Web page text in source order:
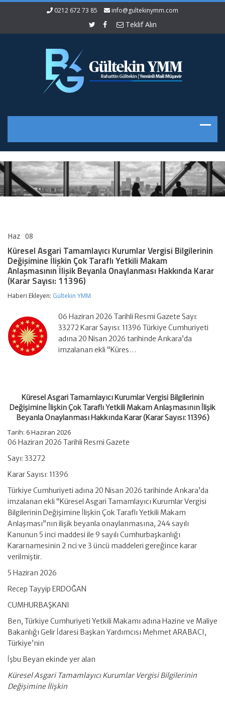
0212 672 73 85 info@gultekinymm.com
Teklif Alın
Haz 08
Tamamlayıcı
Kurumlar
Vergisi
Bilgilerinin
Değişimine
İlişkin
Taraflı
Yetkili
Makam
Anlaşmasının
İlişik
Sayısı:
11396)
için
Küresel Asgari Tamamlayıcı Kurumlar Vergisi Bilgilerinin
Değişimine İlişkin Çok Taraflı Yetkili Makam
Anlaşmasının İlişik Beyanla Onaylanması Hakkında Karar
(Karar Sayısı: 11396)
Haberi Ekleyen: Gültekin YMM
06 Haziran 2026 Tarihli Resmi Gazete Sayı:
33272 Karar Sayısı: 11396 Türkiye Cumhuriyeti
adına 20 Nisan 2026 tarihinde Ankara’da
imzalanan ekli “Küres…
Küresel Asgari Tamamlayıcı Kurumlar Vergisi Bilgilerinin
Değişimine İlişkin Çok Taraflı Yetkili Makam Anlaşmasının İlişik
Beyanla Onaylanması Hakkında Karar (Karar Sayısı: 11396)
Tarih: 6 Haziran 2026
06 Haziran 2026 Tarihli Resmi Gazete
Sayı: 33272
Karar Sayısı: 11396
Türkiye Cumhuriyeti adına 20 Nisan 2026 tarihinde Ankara’da
imzalanan ekli “Küresel Asgari Tamamlayıcı Kurumlar Vergisi
Bilgilerinin Değişimine İlişkin Çok Taraflı Yetkili Makam
Anlaşması”nın ilişik beyanla onaylanmasına, 244 sayılı
Kanunun 5 inci maddesi ile 9 sayılı Cumhurbaşkanlığı
Kararnamesinin 2 nci ve 3 üncü maddeleri gereğince karar
verilmiştir.
5 Haziran 2026
Recep Tayyip ERDOĞAN
CUMHURBAŞKANI
Ben, Türkiye Cumhuriyeti Yetkili Makamı adına Hazine ve Maliye
Bakanlığı Gelir İdaresi Başkan Yardımcısı Mehmet ARABACI,
Türkiye’nin
İşbu Beyan ekinde yer alan
Küresel Asgari Tamamlayıcı Kurumlar Vergisi Bilgilerinin
Değişimine İlişkin